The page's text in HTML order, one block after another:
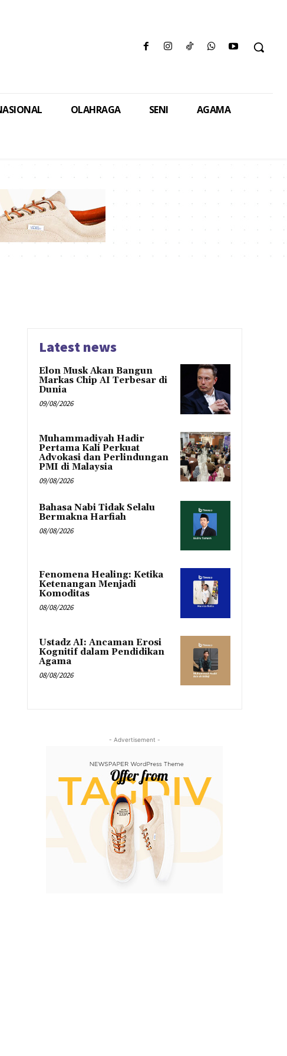
OLAHRAGA SENI AGAMA
Latest news
Elon Musk Akan Bangun
Markas Chip AI Terbesar di
Dunia
09/08/2026
Muhammadiyah Hadir
Pertama Kali Perkuat
Advokasi dan Perlindungan
PMI di Malaysia
09/08/2026
Bahasa Nabi Tidak Selalu
Bermakna Harfiah
08/08/2026
Fenomena Healing: Ketika
Ketenangan Menjadi
Komoditas
08/08/2026
Ustadz AI: Ancaman Erosi
Kognitif dalam Pendidikan
Agama
08/08/2026
- Advertisement -